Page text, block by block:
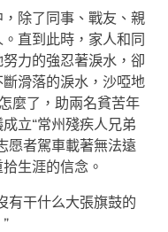
除了同事、戰友、親
直到此時，家人和同
力的強忍著淚水，卻
滑落的淚水，沙啞地
麼了，助兩名貧苦年
立“常州殘疾人兄弟
愿者駕車載著無法遠
生涯的信念。
有干什么大張旗鼓的